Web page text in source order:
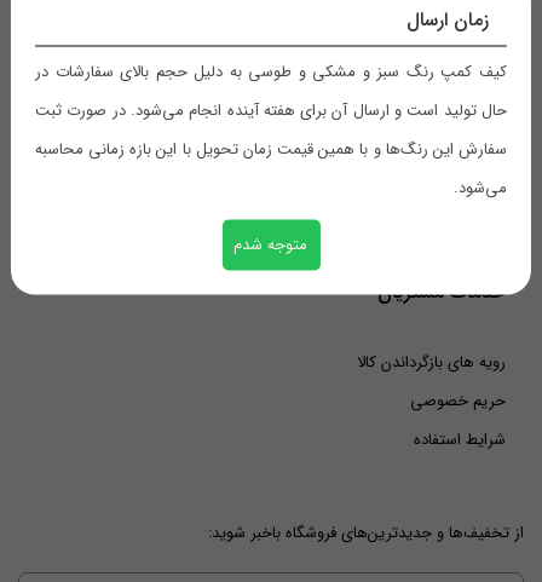
زمان ارسال
کیف کمپ رنگ سبز و مشکی و طوسی به دلیل حجم بالای سفارشات در
حال تولید است و ارسال آن برای هفته آینده انجام می‌شود. در صورت ثبت
سفارش این رنگ‌ها و با همین قیمت زمان تحویل با این بازه زمانی محاسبه
می‌شود.
متوجه شدم
راهنمای خرید
شیوه های پرداخت
رویه های ارسال سفارش
ثبت سفارش
خدمات مشتریان
رویه های بازگرداندن کالا
حریم خصوصی
شرایط استفاده
از تخفیف‌ها و جدیدترین‌های فروشگاه باخبر شوید: